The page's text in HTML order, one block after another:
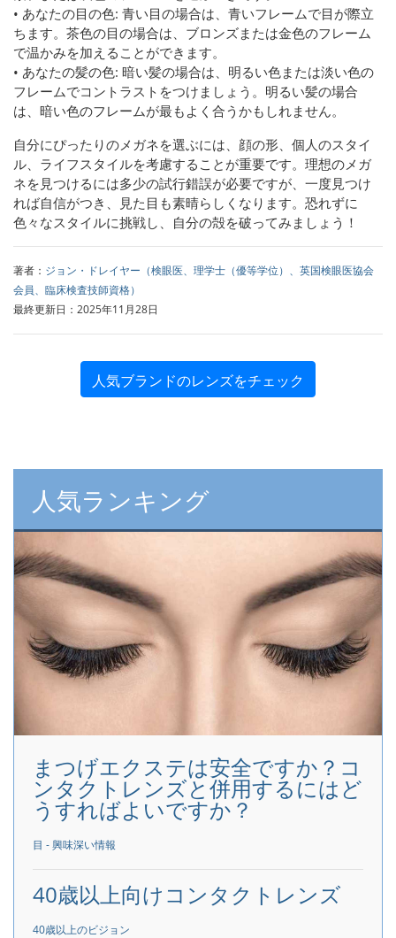
• あなたの目の色: 青い目の場合は、青いフレームで目が際立
ちます。茶色の目の場合は、ブロンズまたは金色のフレーム
で温かみを加えることができます。
• あなたの髪の色: 暗い髪の場合は、明るい色または淡い色の
フレームでコントラストをつけましょう。明るい髪の場合
は、暗い色のフレームが最もよく合うかもしれません。
自分にぴったりのメガネを選ぶには、顔の形、個人のスタイ
ル、ライフスタイルを考慮することが重要です。理想のメガ
ネを見つけるには多少の試行錯誤が必要ですが、一度見つけ
れば自信がつき、見た目も素晴らしくなります。恐れずに
色々なスタイルに挑戦し、自分の殻を破ってみましょう！
著者： ジョン・ドレイヤー（検眼医、理学士（優等学位）、英国検眼医協会
会員、臨床検査技師資格）
最終更新日：2025年11月28日
人気ブランドのレンズをチェック
人気ランキング
まつげエクステは安全ですか？コ
ンタクトレンズと併用するにはど
うすればよいですか？
目 - 興味深い情報
40歳以上向けコンタクトレンズ
40歳以上のビジョン